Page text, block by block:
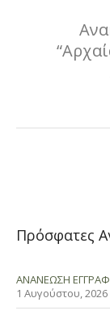
Πρόσφατες
ΑΝΑΝΕΩΣΗ
1 Αυγούστου, 2026